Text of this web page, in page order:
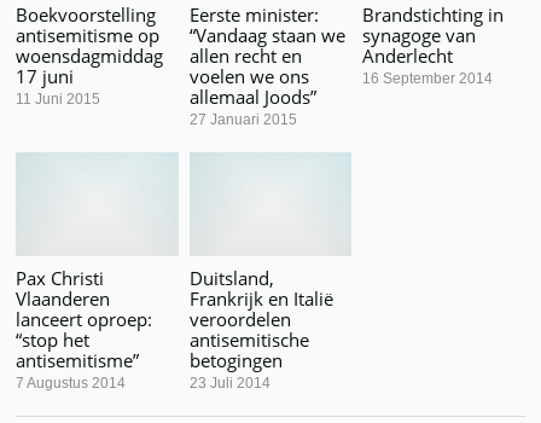
Boekvoorstelling
antisemitisme op
woensdagmiddag
17 juni
11 Juni 2015
Eerste minister:
“Vandaag staan we
allen recht en
voelen we ons
allemaal Joods”
27 Januari 2015
Brandstichting in
synagoge van
Anderlecht
16 September 2014
Pax Christi
Vlaanderen
lanceert oproep:
“stop het
antisemitisme”
7 Augustus 2014
Duitsland,
Frankrijk en Italië
veroordelen
antisemitische
betogingen
23 Juli 2014